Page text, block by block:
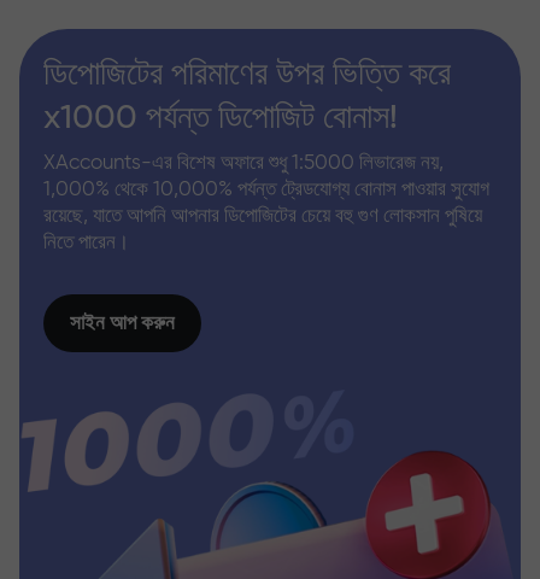
ডিপোজিটের পরিমাণের উপর ভিত্তি করে
x1000 পর্যন্ত ডিপোজিট বোনাস!
XAccounts-এর বিশেষ অফারে শুধু 1:5000 লিভারেজ নয়,
1,000% থেকে 10,000% পর্যন্ত ট্রেডযোগ্য বোনাস পাওয়ার সুযোগ
রয়েছে, যাতে আপনি আপনার ডিপোজিটের চেয়ে বহু গুণ লোকসান পুষিয়ে
নিতে পারেন।
সাইন আপ করুন